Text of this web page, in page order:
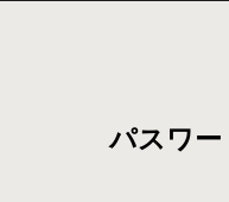
パスワー